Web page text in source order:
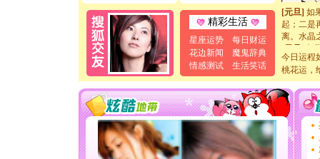
精彩生活
星座运势
每日财运
花边新闻
魔鬼辞典
情感测试
生活笑话
[元旦] 如
起；二是
离。水晶
[元旦]
当
泣，这痛
卖了。水
[春节]风
颜！冬去
道一声
[春节]传
片叶子
送你一
[圣诞节]
今日运程
桃花运，